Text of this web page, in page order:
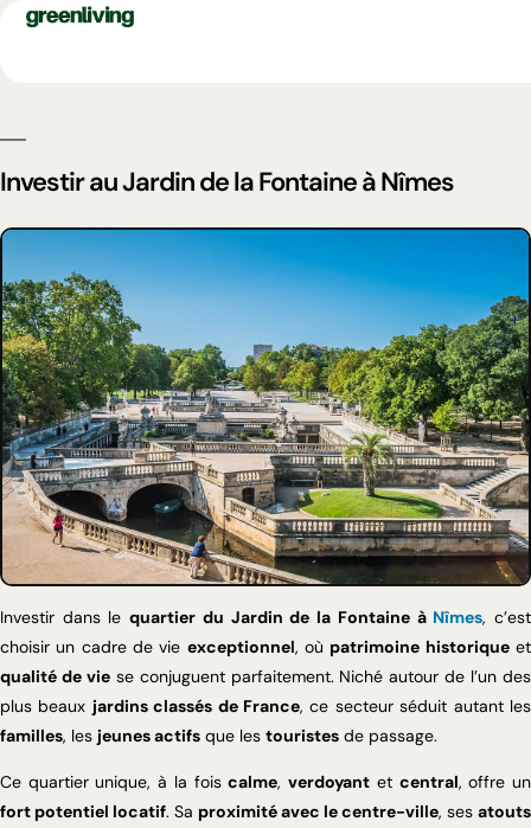
Investir au Jardin de la Fontaine à Nîmes
Investir dans lequartier du Jardin de la Fontaine à Nîmes, c’est
choisir un cadre de vie exceptionnel, où patrimoine historiqueet
qualité de viese conjuguent parfaitement. Niché autour de l’un des
plus beaux jardins classés de France, ce secteur séduit autant les
familles, les jeunes actifs que les touristes de passage.
Ce quartier unique, à la foiscalme,verdoyant et central, offre un
fort potentiel locatif. Sa proximité avec le centre-ville, ses atouts